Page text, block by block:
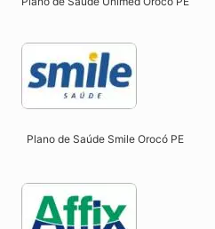
Plano de Saúde Smile Orocó PE​